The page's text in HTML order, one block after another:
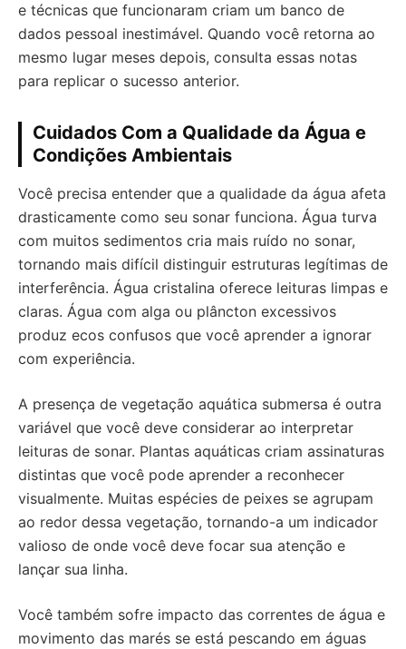
e técnicas que funcionaram criam um banco de
dados pessoal inestimável. Quando você retorna ao
mesmo lugar meses depois, consulta essas notas
para replicar o sucesso anterior.
Cuidados Com a Qualidade da Água e
Condições Ambientais
Você precisa entender que a qualidade da água afeta
drasticamente como seu sonar funciona. Água turva
com muitos sedimentos cria mais ruído no sonar,
tornando mais difícil distinguir estruturas legítimas de
interferência. Água cristalina oferece leituras limpas e
claras. Água com alga ou plâncton excessivos
produz ecos confusos que você aprender a ignorar
com experiência.
A presença de vegetação aquática submersa é outra
variável que você deve considerar ao interpretar
leituras de sonar. Plantas aquáticas criam assinaturas
distintas que você pode aprender a reconhecer
visualmente. Muitas espécies de peixes se agrupam
ao redor dessa vegetação, tornando-a um indicador
valioso de onde você deve focar sua atenção e
lançar sua linha.
Você também sofre impacto das correntes de água e
movimento das marés se está pescando em águas